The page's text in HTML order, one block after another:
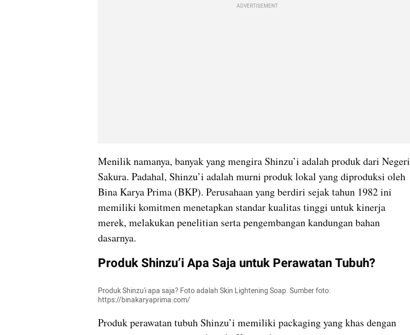
ADVERTISEMENT
Menilik namanya, banyak yang mengira Shinzu’i adalah produk dari Negeri
Sakura. Padahal, Shinzu’i adalah murni produk lokal yang diproduksi oleh
Bina Karya Prima (BKP). Perusahaan yang berdiri sejak tahun 1982 ini
memiliki komitmen menetapkan standar kualitas tinggi untuk kinerja
merek, melakukan penelitian serta pengembangan kandungan bahan
dasarnya.
Produk Shinzu’i Apa Saja untuk Perawatan Tubuh?
Produk Shinzu'i apa saja? Foto adalah Skin Lightening Soap. Sumber foto:
https://binakaryaprima.com/
Produk perawatan tubuh Shinzu’i memiliki packaging yang khas dengan